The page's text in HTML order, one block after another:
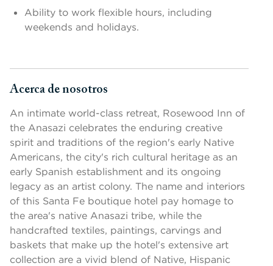
Ability to work flexible hours, including
weekends and holidays.
Acerca de nosotros
Presione la barra espaciadora o la tecla Intro para cambiar la
An intimate world-class retreat, Rosewood Inn of
the Anasazi celebrates the enduring creative
spirit and traditions of the region's early Native
Americans, the city's rich cultural heritage as an
early Spanish establishment and its ongoing
legacy as an artist colony. The name and interiors
of this Santa Fe boutique hotel pay homage to
the area's native Anasazi tribe, while the
handcrafted textiles, paintings, carvings and
baskets that make up the hotel's extensive art
collection are a vivid blend of Native, Hispanic